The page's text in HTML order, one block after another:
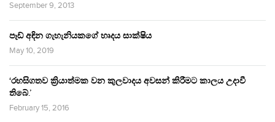
September 9, 2013
පෑඩ් අඳින ගැහැනියකගේ හෘදය සාක්ෂිය
May 10, 2019
‘රහසිගතව ක්‍රියාත්මක වන කුලවාදය අවසන් කිරීමට කාලය උදාවී
තිබේ.’
February 15, 2016